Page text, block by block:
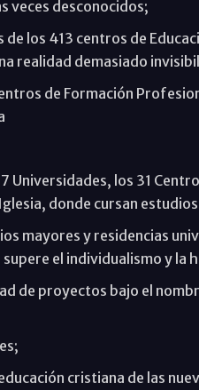
veces desconocidos;
de los 413 centros de
realidad demasiado
de Formación
Universidades, los 31
donde cursan
mayores y residencias
el individualismo y la
de proyectos bajo el
cristiana de las